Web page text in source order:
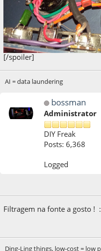
[/spoiler]
AI = data laundering
bossman
Administrator
DIY Freak
Posts: 6,368
Logged
Filtragem na fonte a gosto !
Ding-Ling things, low-cost =